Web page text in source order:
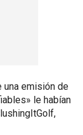
una emisión de
le habían